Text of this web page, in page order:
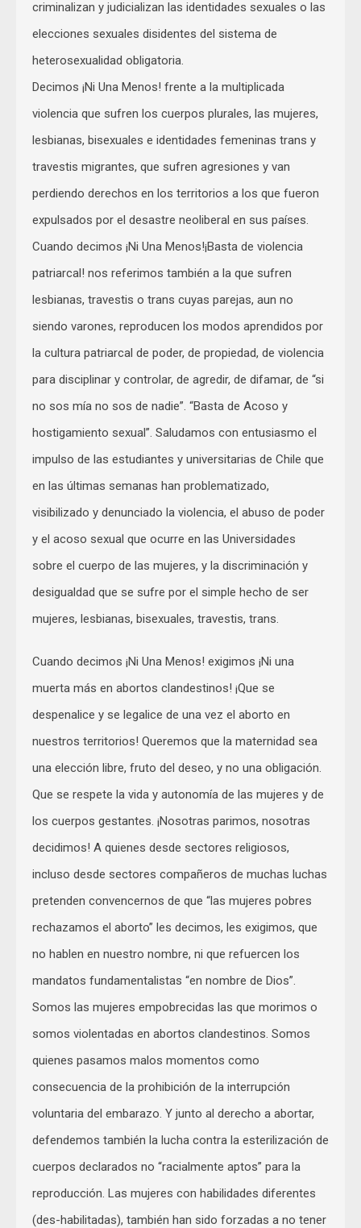
criminalizan y judicializan las identidades sexuales o las
elecciones sexuales disidentes del sistema de
heterosexualidad obligatoria.
Decimos ¡Ni Una Menos! frente a la multiplicada
violencia que sufren los cuerpos plurales, las mujeres,
lesbianas, bisexuales e identidades femeninas trans y
travestis migrantes, que sufren agresiones y van
perdiendo derechos en los territorios a los que fueron
expulsados por el desastre neoliberal en sus países.
Cuando decimos ¡Ni Una Menos!¡Basta de violencia
patriarcal! nos referimos también a la que sufren
lesbianas, travestis o trans cuyas parejas, aun no
siendo varones, reproducen los modos aprendidos por
la cultura patriarcal de poder, de propiedad, de violencia
para disciplinar y controlar, de agredir, de difamar, de “si
no sos mía no sos de nadie”. “Basta de Acoso y
hostigamiento sexual”. Saludamos con entusiasmo el
impulso de las estudiantes y universitarias de Chile que
en las últimas semanas han problematizado,
visibilizado y denunciado la violencia, el abuso de poder
y el acoso sexual que ocurre en las Universidades
sobre el cuerpo de las mujeres, y la discriminación y
desigualdad que se sufre por el simple hecho de ser
mujeres, lesbianas, bisexuales, travestis, trans.
Cuando decimos ¡Ni Una Menos! exigimos ¡Ni una
muerta más en abortos clandestinos! ¡Que se
despenalice y se legalice de una vez el aborto en
nuestros territorios! Queremos que la maternidad sea
una elección libre, fruto del deseo, y no una obligación.
Que se respete la vida y autonomía de las mujeres y de
los cuerpos gestantes. ¡Nosotras parimos, nosotras
decidimos! A quienes desde sectores religiosos,
incluso desde sectores compañeros de muchas luchas
pretenden convencernos de que “las mujeres pobres
rechazamos el aborto” les decimos, les exigimos, que
no hablen en nuestro nombre, ni que refuercen los
mandatos fundamentalistas “en nombre de Dios”.
Somos las mujeres empobrecidas las que morimos o
somos violentadas en abortos clandestinos. Somos
quienes pasamos malos momentos como
consecuencia de la prohibición de la interrupción
voluntaria del embarazo. Y junto al derecho a abortar,
defendemos también la lucha contra la esterilización de
cuerpos declarados no “racialmente aptos” para la
reproducción. Las mujeres con habilidades diferentes
(des-habilitadas), también han sido forzadas a no tener